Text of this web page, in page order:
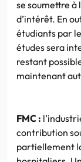
se soumettre à
d’intérêt. En
étudiants par
études sera
restant
maintenant
FMC :
contribution
partiellement